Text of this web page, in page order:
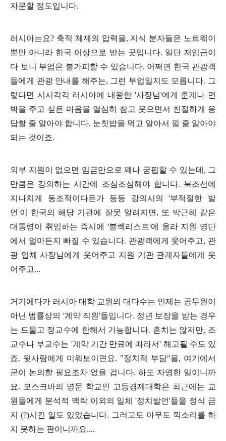
자문할 정도입니다.
러시아는요? 축적 체제의 압력을, 지식 분자들은 노르웨이
뿐만 아니라 한국 이상으로 받는 곳입니다. 일단 저임금이
다 보니 부업은 불가피할 수 있습니다. 어쩌면 한국 관광객
들에게 관광 안내를 해주는, 그런 부업일지도 모릅니다. 그
렇다면 시시각각 러시아에 내왕한 '사장님'에게 훈계나 면
박을 주고 싶은 마음을 열심히 참고 웃으면서 친절하게 응
답할 줄 알아야 합니다. 눈칫밥을 먹고 알아서 낄 줄 알아야
되는 것이죠.
외부 지원이 없으면 임금만으로 꽤나 궁핍할 수 있는데 , 그
만큼은 강의하는 시간에 조심조심해야 합니다. 북조선에
지나치게 동조적이다든가 등등 강의시의'부적절한 발
언'이 한국의 해당 기관에 잘못 알려지면 , 또 박근혜 같은
대통령이 취임하는 즉시에 '블렉리스트'에 올라 지원 명단
에서 얼마든지 빠질 수 있습니다. 관광객에게 웃어주고, 관
광 업체 사장님에게 웃어주고 지원 기관 관계자들에게 웃
어주고...
거기에다가 러시아 대학 교원의 대다수는 인제는 공무원이
아닌 법률상의 '계약 직원'들입니다. 정년 보장을 받는 경우
는 드물고 정교수에 한해서 가능합니다. 흔치는 않지만, 조
교수나 부교수는 '계약 기간 만료에 따라서' 해고될 수도 있
죠. 윗사람에게 미워보이면요. "정치적 부담"을, 여기에서
굳이 논의할 필요조차 없을 겁니다. 하도 자명한 일이니까
요. 모스크바의 명문 학교인 고등경제대학은 최근에는 교
원들에게 분석적 맥락 이외의 일체'정치발언'들을 정식 금
지 (?)시킨 일도 있었습니다. 그러고도 아무도 끽소리를 하
지 못하는 판이니까요....